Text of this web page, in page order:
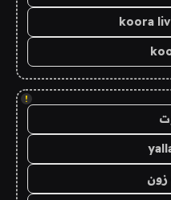
!
زون